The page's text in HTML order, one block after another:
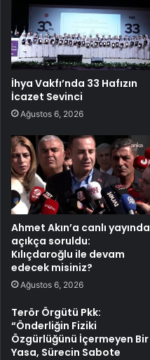
İhya Vakfı’nda 33 Hafızın
İcazet Sevinci
Ağustos 6, 2026
Ahmet Akın’a canlı yayında
açıkça soruldu:
Kılıçdaroğlu ile devam
edecek misiniz?
Ağustos 6, 2026
Terör Örgütü Pkk:
“Önderliğin Fiziki
Özgürlüğünü İçermeyen Bir
Yasa, Sürecin Sabote